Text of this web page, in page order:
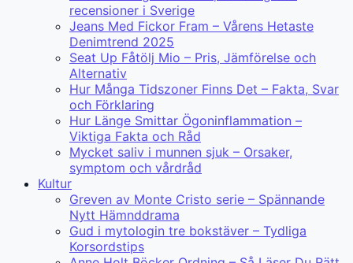
recensioner i Sverige
Jeans Med Fickor Fram – Vårens Hetaste
Denimtrend 2025
Seat Up Fåtölj Mio – Pris, Jämförelse och
Alternativ
Hur Många Tidszoner Finns Det – Fakta, Svar
och Förklaring
Hur Länge Smittar Ögoninflammation –
Viktiga Fakta och Råd
Mycket saliv i munnen sjuk – Orsaker,
symptom och vårdråd
Kultur
Greven av Monte Cristo serie – Spännande
Nytt Hämnddrama
Gud i mytologin tre bokstäver – Tydliga
Korsordstips